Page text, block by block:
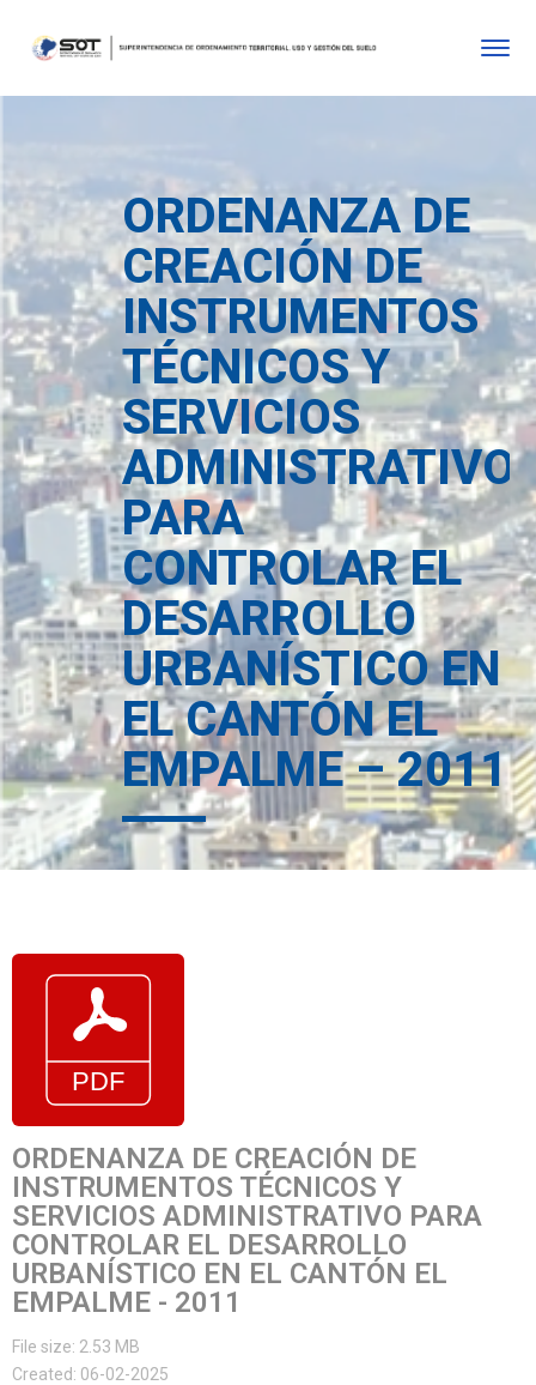
ORDENANZA DE
CREACIÓN DE
INSTRUMENTOS
TÉCNICOS Y
SERVICIOS
ADMINISTRATIVO
PARA
CONTROLAR EL
DESARROLLO
URBANÍSTICO EN
EL CANTÓN EL
EMPALME – 2011
ORDENANZA DE CREACIÓN DE
INSTRUMENTOS TÉCNICOS Y
SERVICIOS ADMINISTRATIVO PARA
CONTROLAR EL DESARROLLO
URBANÍSTICO EN EL CANTÓN EL
EMPALME - 2011
File size: 2.53 MB
Created: 06-02-2025